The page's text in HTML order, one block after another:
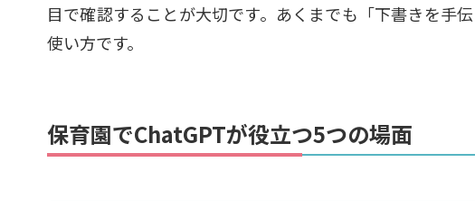
目で確認することが大切です。あくまでも「下書きを手
使い方です。
保育園でChatGPTが役立つ5つの場面